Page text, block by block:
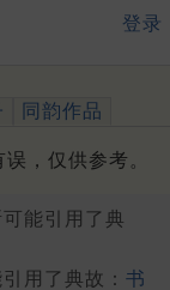
登录
同韵作品
，仅供参考。
能引用了典
用了典故： 书